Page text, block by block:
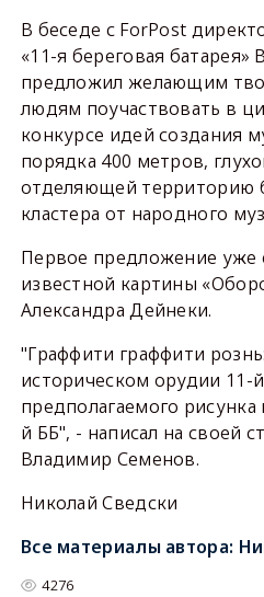
В беседе с ForPost
«11-я береговая
предложил желающим
людям поучаствовать в
конкурсе идей создания
порядка 400 метров,
отделяющей территорию
кластера от народного
Первое предложение уже
известной картины
Александра Дейнеки.
"Граффити граффити
историческом орудии 11-
предполагаемого
й ББ", - написал на своей
Владимир Семенов.
Николай Сведски
Все материалы автора:
4276